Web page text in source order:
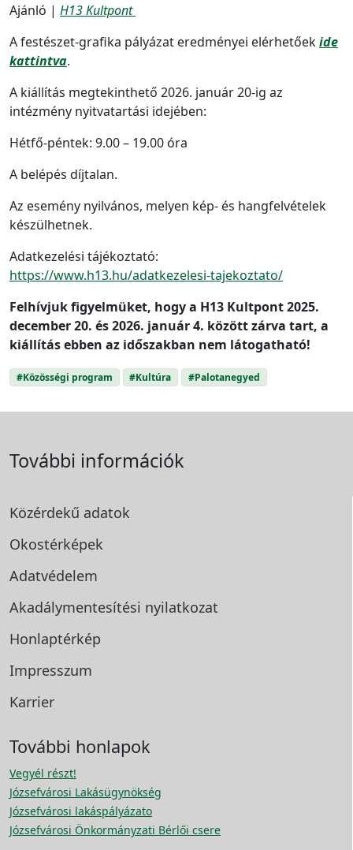
Ajánló | H13 Kultpont
A festészet-grafika pályázat eredményei elérhetőekide
kattintva.
A kiállítás megtekinthető 2026. január 20-ig az
intézmény nyitvatartási idejében:
Hétfő-péntek: 9.00 – 19.00 óra
A belépés díjtalan.
Az esemény nyilvános, melyen kép- és hangfelvételek
készülhetnek.
Adatkezelési tájékoztató:
https://www.h13.hu/adatkezelesi-tajekoztato/
Felhívjuk figyelmüket, hogy a H13 Kultpont 2025.
december 20. és 2026. január 4. között zárva tart, a
kiállítás ebben az időszakban nem látogatható!
#Közösségi program #Kultúra #Palotanegyed
További információk
Közérdekű adatok
Okostérképek
Adatvédelem
Akadálymentesítési nyilatkozat
Honlaptérkép
Impresszum
Karrier
További honlapok
Vegyél részt!
Józsefvárosi Lakásügynökség
Józsefvárosi lakáspályázato
Józsefvárosi Önkormányzati Bérlői csere